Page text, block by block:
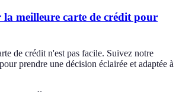
la meilleure carte de crédit pour
de crédit n'est pas facile. Suivez notre
prendre une décision éclairée et adaptée à